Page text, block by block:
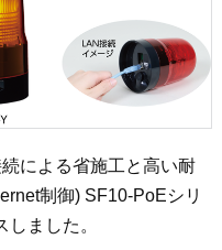
による省施工と高い耐
制御) SF10-PoEシリ
ました。